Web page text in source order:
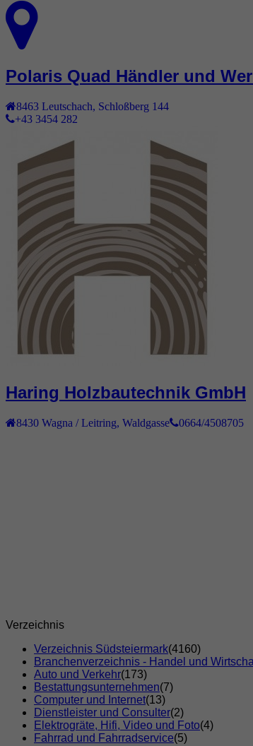
Polaris Quad Händler und
8463 Leutschach, Schloßberg 144
+43 3454 282
Haring Holzbautechnik GmbH
8430 Wagna / Leitring Waldgasse 0664/4508705
Verzeichnis
Verzeichnis Südsteiermark(4160)
Branchenverzeichnis - Handel und
Auto und Verkehr(173)
Bestattungsunternehmen(7)
Computer und Internet(13)
Dienstleister und Consulter(2)
Elektrogräte, Hifi, Video und Foto(4)
Fahrrad und Fahrradservice(5)